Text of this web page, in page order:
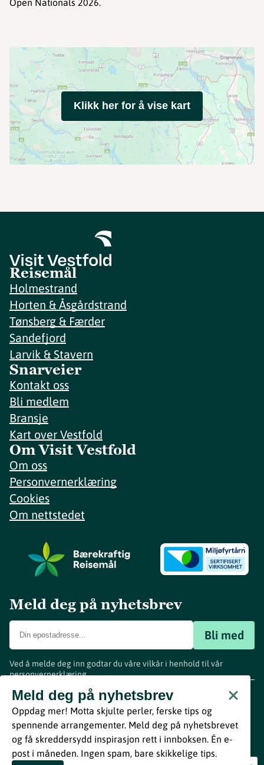
Open Nationals 2026.
Klikk her for å vise kart
Reisemål
Holmestrand
Horten & Åsgårdstrand
Tønsberg & Færder
Sandefjord
Larvik & Stavern
Snarveier
Kontakt oss
Bli medlem
Bransje
Kart over Vestfold
Om Visit Vestfold
Om oss
Personvernerklæring
Cookies
Om nettstedet
Meld deg på nyhetsbrev
Bli med
Ved å melde deg inn godtar du våre vilkår i henhold til vår
personvernerklæring.
Meld deg på nyhetsbrev
Oppdag mer! Motta skjulte perler, ferske tips og
spennende arrangementer. Meld deg på nyhetsbrevet
og få skreddersydd inspirasjon rett i innboksen. Én e-
post i måneden. Ingen spam, bare skikkelige tips.
www.visitvestfold.com
Turistinformasjon
Vestfold Fylkeskommune
ByBreakfast